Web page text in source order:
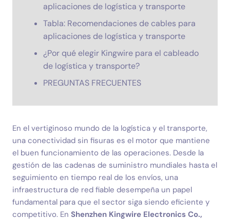
aplicaciones de logística y transporte
Tabla: Recomendaciones de cables para
aplicaciones de logística y transporte
¿Por qué elegir Kingwire para el cableado
de logística y transporte?
PREGUNTAS FRECUENTES
En el vertiginoso mundo de la logística y el transporte,
una conectividad sin fisuras es el motor que mantiene
el buen funcionamiento de las operaciones. Desde la
gestión de las cadenas de suministro mundiales hasta el
seguimiento en tiempo real de los envíos, una
infraestructura de red fiable desempeña un papel
fundamental para que el sector siga siendo eficiente y
competitivo. En Shenzhen Kingwire Electronics Co.,